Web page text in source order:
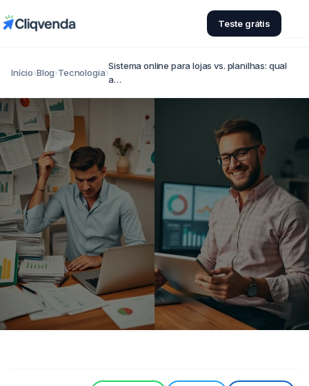
Teste grátis
Início›Blog›Tecnologia›
Sistema online para lojas vs. planilhas: qual
a…